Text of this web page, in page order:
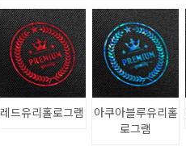
레드유리홀로그램
아쿠아블루유리홀
로그램